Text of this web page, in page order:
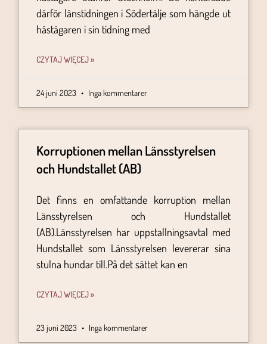
därför länstidningen i Södertälje som hängde ut
hästägaren i sin tidning med
CZYTAJ WIĘCEJ »
24 juni 2023 Inga kommentarer
Korruptionen mellan Länsstyrelsen
och Hundstallet (AB)
Det finns en omfattande korruption mellan
Länsstyrelsen och Hundstallet
(AB).Länsstyrelsen har uppstallningsavtal med
Hundstallet som Länsstyrelsen levererar sina
stulna hundar till.På det sättet kan en
CZYTAJ WIĘCEJ »
23 juni 2023 Inga kommentarer